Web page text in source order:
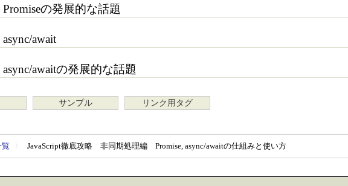
の発展的な話題
await
awaitの発展的な話題
サンプル リンク用タグ
〉 JavaScript徹底攻略 非同期処理編 Promise, async/awaitの仕組みと使い方